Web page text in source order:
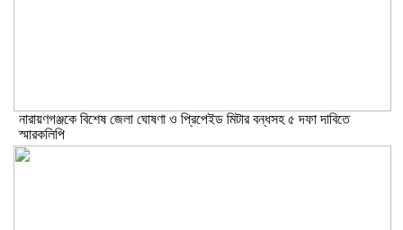
নারায়ণগঞ্জকে বিশেষ জেলা ঘোষণা ও প্রিপেইড মিটার বন্ধসহ ৫ দফা দাবিতে
স্মারকলিপি